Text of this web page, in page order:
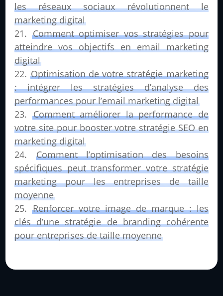
les réseaux sociaux révolutionnent le
marketing digital
Comment optimiser vos stratégies pour
atteindre vos objectifs en email marketing
digital
Optimisation de votre stratégie marketing
: intégrer les stratégies d’analyse des
performances pour l’email marketing digital
Comment améliorer la performance de
votre site pour booster votre stratégie SEO en
marketing digital
Comment l’optimisation des besoins
spécifiques peut transformer votre stratégie
marketing pour les entreprises de taille
moyenne
Renforcer votre image de marque : les
clés d’une stratégie de branding cohérente
pour entreprises de taille moyenne